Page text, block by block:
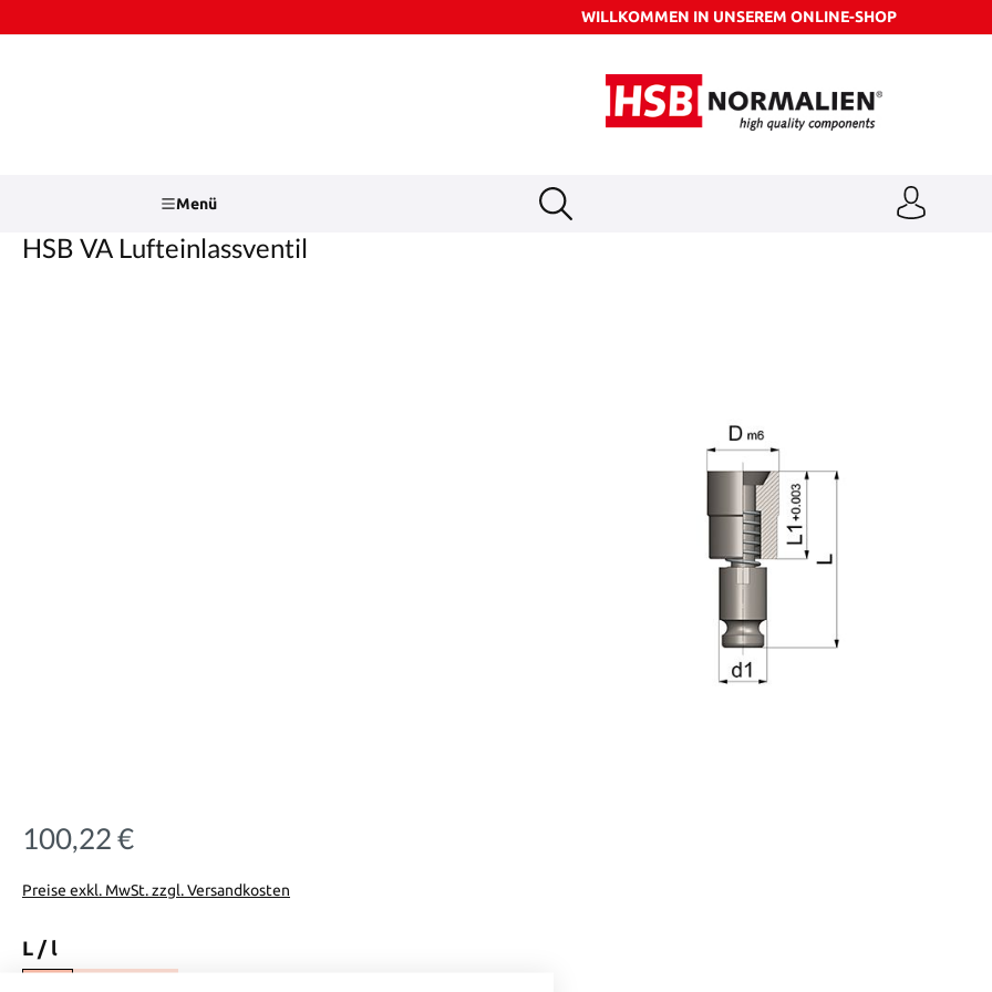
WILLKOMMEN IN UNSEREM ONLINE-SHOP
Menü
HSB VA Lufteinlassventil
Regulärer Preis:
100,22 €
Preise exkl. MwSt. zzgl. Versandkosten
L / l